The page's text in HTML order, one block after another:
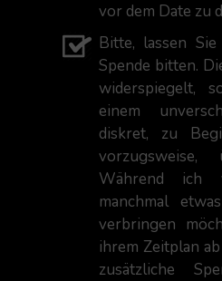
vor dem Date zu
Bitte, lassen
Spende bitten.
widerspiegelt,
einem
diskret, zu
vorzugsweise,
Während ich
manchmal
verbringen
ihrem Zeitplan
zusätzliche